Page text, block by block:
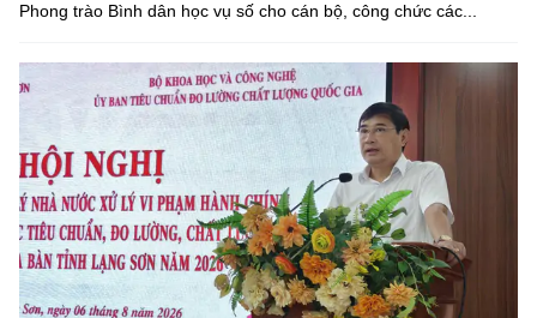
Phong trào Bình dân học vụ số cho cán bộ, công chức các...